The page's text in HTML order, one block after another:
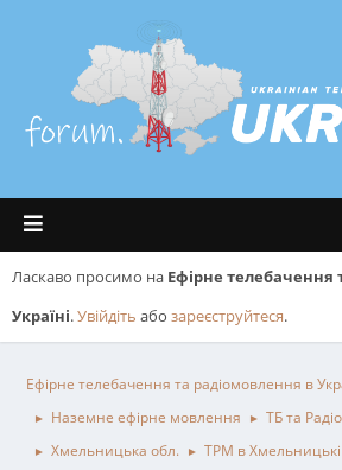
Ласкаво просимо на Ефірне телебачення
Україні.Увійдіть або зареєструйтеся.
Ефірне телебачення та радіомовлення в
► Наземне ефірне мовлення ► ТБ та
► Хмельницька обл. ► ТРМ в